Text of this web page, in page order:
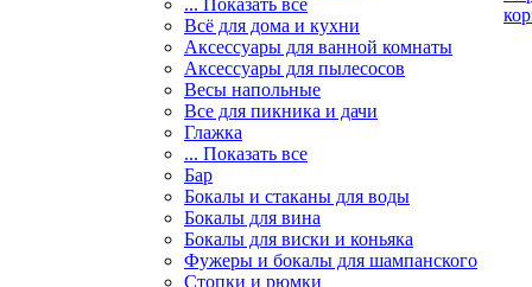
... Показать все
Всё для дома и кухни
Аксессуары для ванной комнаты
Аксессуары для пылесосов
Весы напольные
Все для пикника и дачи
Глажка
... Показать все
Бар
Бокалы и стаканы для воды
Бокалы для вина
Бокалы для виски и коньяка
Фужеры и бокалы для шампанского
Стопки и рюмки